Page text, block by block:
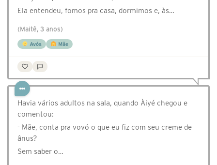
Ela entendeu, fomos pra casa, dormimos e, às…
(Maitê, 3 anos)
Avós Mãe
Havia vários adultos na sala, quando Àiyé chegou e
comentou:
- Mãe, conta pra vovó o que eu fiz com seu creme de
ânus?
Sem saber o…